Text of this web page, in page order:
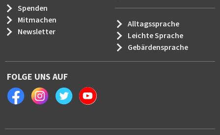
Spenden
Mitmachen
Newsletter
Alltagssprache
Leichte Sprache
Gebärdensprache
FOLGE UNS AUF
FacebookInstagramTwitter